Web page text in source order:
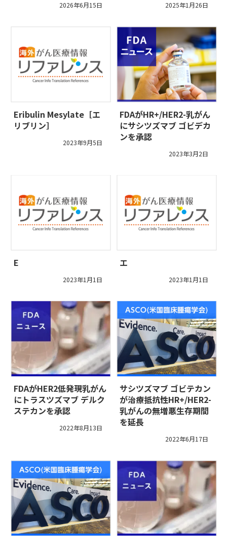
2026年6月15日 2025年1月26日
Eribulin Mesylate［エ
リブリン］
2023年9月5日
FDAがHR+/HER2-乳がん
にサシツズマブ ゴビデカ
ンを承認
2023年3月2日
E
2023年1月1日
エ
2023年1月1日
FDAがHER2低発現乳がん
にトラスツズマブ デルク
ステカンを承認
2022年8月13日
サシツズマブ ゴビテカン
が治療抵抗性HR+/HER2-
乳がんの無増悪生存期間
を延長
2022年6月17日